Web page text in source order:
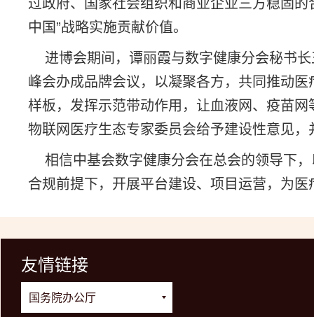
中国”战略实施贡献价值。
进博会期间，谭丽霞与数字健康分会秘书
峰会办成品牌会议，以凝聚各方，共同推动
样板，发挥示范带动作用，让血液网、疫苗
物联网医疗生态专家委员会给予建设性意见
相信中基会数字健康分会在总会的领导下
合规前提下，开展平台建设、项目运营，为
友情链接